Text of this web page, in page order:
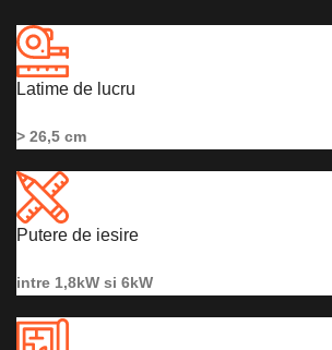
Latime de lucru
> 26,5 cm
Putere de iesire
intre 1,8kW si 6kW